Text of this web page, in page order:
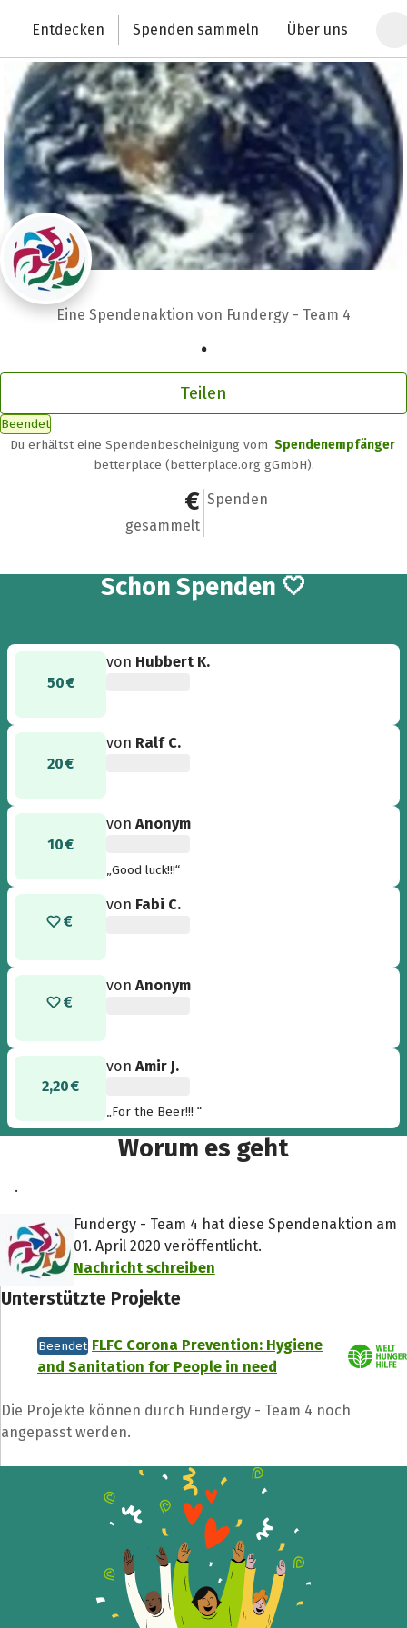
Deutschlands größte Spendenplattform
Entdecken Spenden sammeln Über uns
Eine Spendenaktion von Fundergy - Team 4
.
Teilen
Beendet
Du erhältst eine Spendenbescheinigung vom Spendenempfänger
betterplace (betterplace.org gGmbH).
1.451,95 €
gesammelt
56
Spenden
Schon 56
Spenden 🤍
50 €
von Hubbert K.
20 €
von Ralf C.
10 €
vonAnonym
„Good luck!!!“
von Fabi C.
vonAnonym
2,20 €
vonAmir J.
„For the Beer!!! “
Worum es geht
.
Fundergy - Team 4 hat diese Spendenaktion am
01. April 2020 veröffentlicht.
Nachricht schreiben
Unterstützte Projekte
Beendet FLFC Corona Prevention: Hygiene
and Sanitation for People in need
Die Projekte können durch Fundergy - Team 4 noch
angepasst werden.